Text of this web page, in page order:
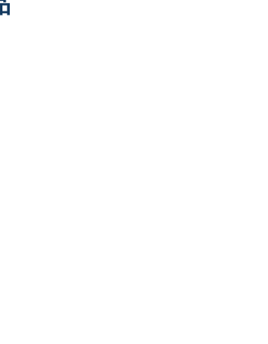
悪いが使用はできるもの、改造